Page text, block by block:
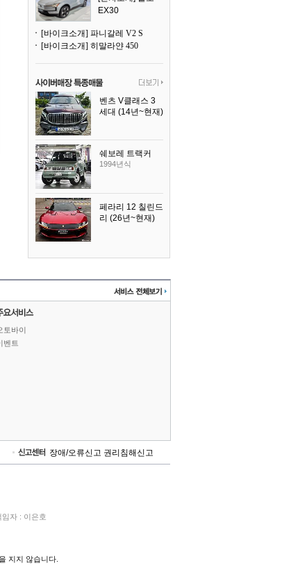
EX30
[바이크소개] 파니갈레 V2 S
[바이크소개] 히말라얀 450
벤츠 V클래스 3
세대 (14년~현재)
쉐보레 트랙커
1994년식
페라리 12 칠린드
리 (26년~현재)
토바이
벤트
장애/오류신고 권리침해신고
자 : 이은호
지지 않습니다.